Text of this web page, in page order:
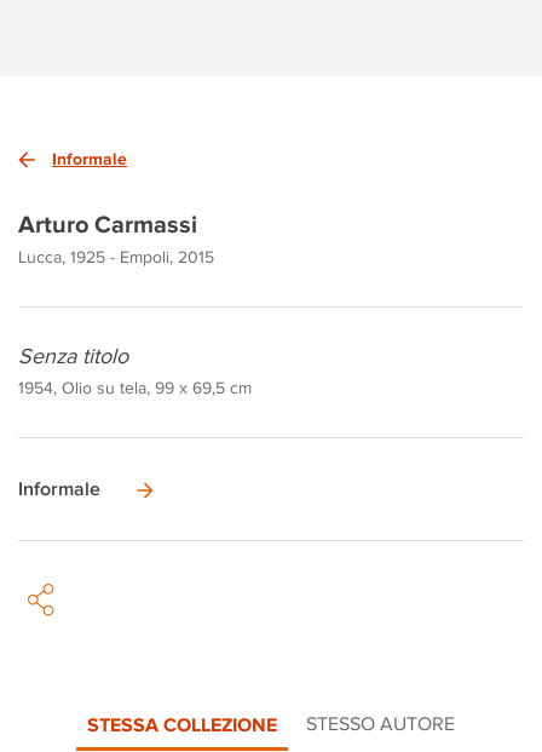
Informale
Arturo Carmassi
Lucca, 1925 - Empoli, 2015
Senza titolo
1954, Olio su tela, 99 x 69,5 cm
Informale
STESSA COLLEZIONE STESSO AUTORE